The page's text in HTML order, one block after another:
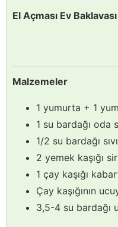
El Açması Ev
Malzemeler
1 yumurta + 1
1 su bardağı oda
1/2 su bardağı
2 yemek kaşığı
1 çay kaşığı
Çay kaşığının
3,5-4 su bardağı